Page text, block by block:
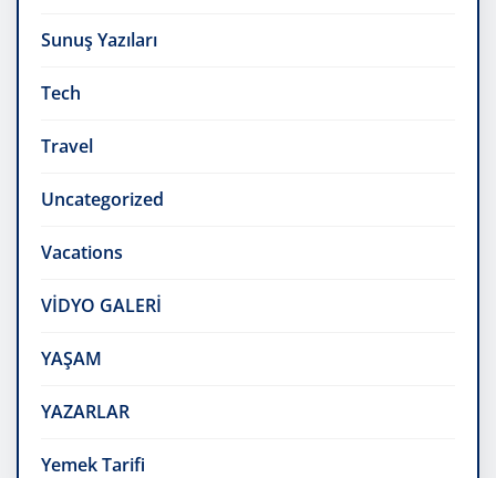
Sunuş Yazıları
Tech
Travel
Uncategorized
Vacations
VİDYO GALERİ
YAŞAM
YAZARLAR
Yemek Tarifi